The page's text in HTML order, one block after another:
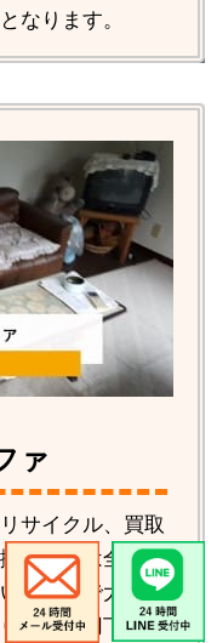
なります。
ァ
サイクル、買取
出作業は全て当
るだけで大丈
をご利用下さ